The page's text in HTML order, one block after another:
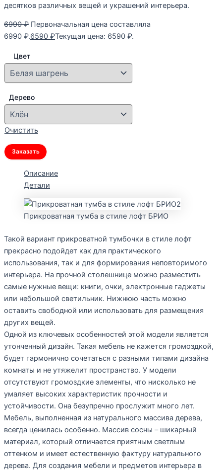
десятков различных вещей и украшений интерьера.
6990₽ Первоначальная цена составляла
6990 ₽.6590 ₽Текущая цена: 6590 ₽.
Цвет
Дерево
Очистить
Заказать
Описание
Детали
Прикроватная тумба в стиле лофт БРИО
Такой вариант прикроватной тумбочки в стиле лофт
прекрасно подойдет как для практического
использования, так и для формирования неповторимого
интерьера. На прочной столешнице можно разместить
самые нужные вещи: книги, очки, электронные гаджеты
или небольшой светильник. Нижнюю часть можно
оставить свободной или использовать для размещения
других вещей.
Одной из ключевых особенностей этой модели является
утонченный дизайн. Такая мебель не кажется громоздкой,
будет гармонично сочетаться с разными типами дизайна
комнаты и не утяжелит пространство. У модели
отсутствуют громоздкие элементы, что нисколько не
умаляет высоких характеристик прочности и
устойчивости. Она безупречно прослужит много лет.
Мебель, выполненная из натурального массива дерева,
всегда ценилась особенно. Массив сосны – шикарный
материал, который отличается приятным светлым
оттенком и имеет естественную фактуру натурального
дерева. Для создания мебели и предметов интерьера в